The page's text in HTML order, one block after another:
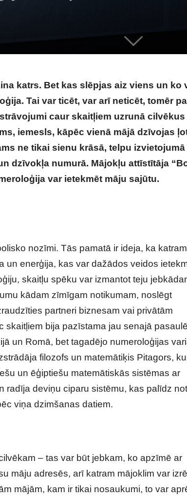
katrs. Bet kas slēpjas aiz viens un ko
Tai var ticēt, var arī neticēt, tomēr
caur skaitļiem uzrunā cilvēkus
iemesls, kāpēc vienā mājā dzīvojas
ne tikai sienu krāsā, telpu izvietojumā
dzīvokļa numurā. Mājokļu attīstītāja
var ietekmēt māju sajūtu.
nozīmi. Tās pamatā ir ideja, ka katram
un enerģija, kas var dažādos veidos
skaitļu spēku var izmantot teju
kādam zīmīgam notikumam, noslēgt
partneri biznesam vai privātām
skaitļiem bija pazīstama jau senajā
un Romā, bet tagadējo numeroloģijas
filozofs un matemātiķis Pitagors,
un ēģiptiešu matemātiskās sistēmas ar
radīja deviņu ciparu sistēmu, kas palīdz
viņa dzimšanas datiem.
– tas var būt jebkam, ko apzīmē ar
māju adresēs, arī katram mājoklim var
mājām, kam ir tikai nosaukumi, to var